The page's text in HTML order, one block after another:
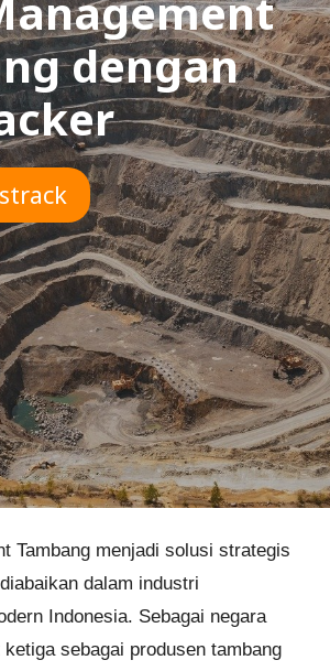
dengan
Tambang menjadi solusi strategis
dalam industri
Indonesia. Sebagai negara
sebagai produsen tambang